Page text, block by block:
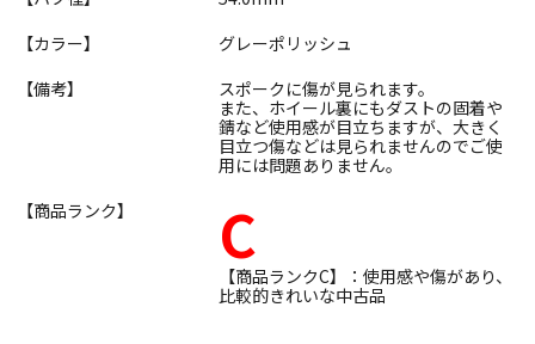
【カラー】
グレーポリッシュ
【備考】
スポークに傷が見られます。
また、ホイール裏にもダストの固着や
錆など使用感が目立ちますが、大きく
目立つ傷などは見られませんのでご使
用には問題ありません。
【商品ランク】
C
【商品ランクC】：使用感や傷があり、
比較的きれいな中古品